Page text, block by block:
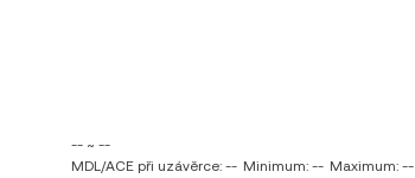
-- ~ --
MDL/ACE při uzávěrce: -- Minimum: -- Maximum: --